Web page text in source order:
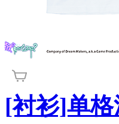
[衬衫]单